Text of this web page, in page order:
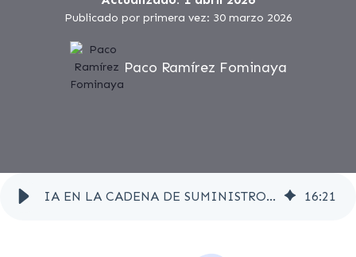
Publicado por primera vez: 30 marzo 2026
Paco Ramírez Fominaya
IA EN LA CADENA DE SUMINISTRO: CÓMO REDUCIR COSTES Y MEJORAR LA LOGÍSTICA 16:21